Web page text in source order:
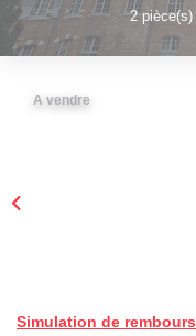
2pièce(s)
A vendre
Simulation de